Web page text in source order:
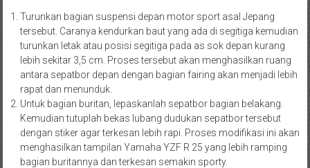
Turunkan bagian suspensi depan motor sport asal Jepang
tersebut. Caranya kendurkan baut yang ada di segitiga kemudian
turunkan letak atau posisi segitiga pada as sok depan kurang
lebih sekitar 3,5 cm. Proses tersebut akan menghasilkan ruang
antara sepatbor depan dengan bagian fairing akan menjadi lebih
rapat dan menunduk.
Untuk bagian buritan, lepaskanlah sepatbor bagian belakang.
Kemudian tutuplah bekas lubang dudukan sepatbor tersebut
dengan stiker agar terkesan lebih rapi. Proses modifikasi ini akan
menghasilkan tampilan Yamaha YZF R 25 yang lebih ramping
bagian buritannya dan terkesan semakin sporty.